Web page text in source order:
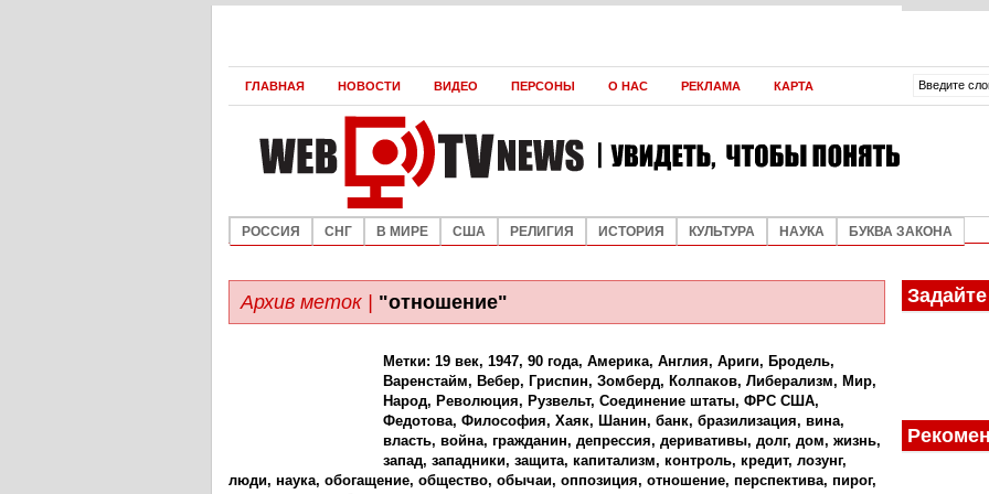
ЮРИЙ ШУШКЕВИЧ
О
ЮРИЙ ШУШКЕВИЧ
В
ЮРИЙ ШУШКЕВИЧ
ЮРИЙ ШУШКЕВИЧ
ЮРИЙ ШУШКЕВИЧ
ЮРИЙ ШУШКЕВИЧ
ЮРИЙ ШУШКЕВИЧ
АНДРЕЙ МАРЧУКОВ
ОРДЕН
МЯТЕЖ
ВЛАДИМИР ЯКУНИН
НОВЫЕ
НАТАЛИЯ
ЮРИЙ ШУШКЕВИЧ
РОССИИ
ЮРИЙ ШУШКЕВИЧ
АНДРЕЙ МАРЧУКОВ
КАК
АЛЕКСЕЙ КИВА
АЛЕКСЕЙ КИВА
СТРАНЕ
АЛЕКСЕЙ КИВА
В ЧЁМ
ЛЕВ
АЛЕКСЕЙ КИВА
ДЭН
АЛЕКСЕЙ КИВА
ПЛОХОЕ
ГЛАВНАЯ НОВОСТИ ВИДЕО ПЕРСОНЫ О НАС РЕКЛАМА КАРТА
РОССИЯ СНГ В МИРЕ США РЕЛИГИЯ ИСТОРИЯ КУЛЬТУРА НАУКА БУКВА ЗАКОНА
Архив меток | "отношение"
Метки: 19 век, 1947, 90 года, Америка, Англия, Ариги, Бродель,
Варенстайм, Вебер, Гриспин, Зомберд, Колпаков, Либерализм, Мир,
Народ, Революция, Рузвельт, Соединение штаты, ФРС США,
Федотова, Философия, Хаяк, Шанин, банк, бразилизация, вина,
власть, война, гражданин, депрессия, деривативы, долг, дом, жизнь,
запад, западники, защита, капитализм, контроль, кредит, лозунг,
люди, наука, обогащение, общество, обычаи, оппозиция, отношение, перспектива, пирог,